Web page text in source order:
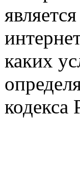
каких
кодекса